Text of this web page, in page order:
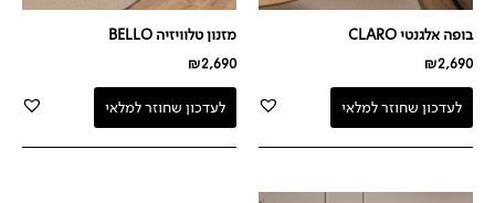
בופה אלגנטי CLARO
₪2,690
לעדכון שחוזר למלאי
מזנון טלוויזיה BELLO
₪2,690
לעדכון שחוזר למלאי